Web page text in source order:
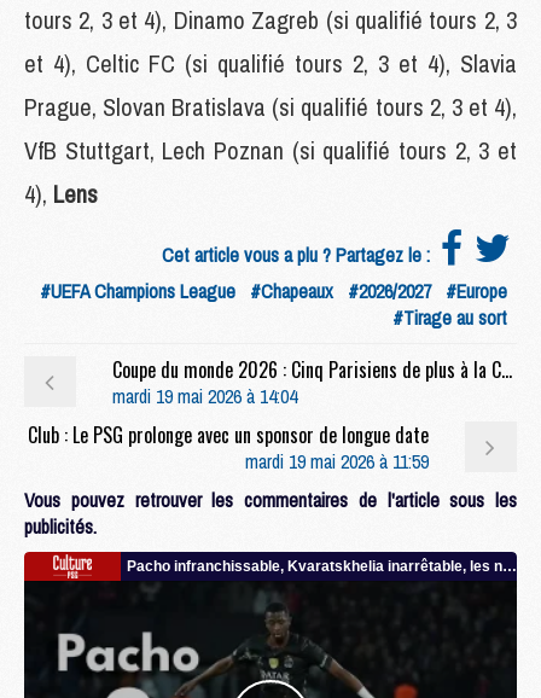
tours 2, 3 et 4), Dinamo Zagreb (si qualifié tours 2, 3
et 4), Celtic FC (si qualifié tours 2, 3 et 4), Slavia
Prague, Slovan Bratislava (si qualifié tours 2, 3 et 4),
VfB Stuttgart, Lech Poznan (si qualifié tours 2, 3 et
4), Lens
Cet article vous a plu ? Partagez le :
#UEFA Champions League #Chapeaux #2026/2027 #Europe
#Tirage au sort
Coupe du monde 2026 : Cinq Parisiens de plus à la Coupe du monde, mais deux recalés
mardi 19 mai 2026 à 14:04
Club : Le PSG prolonge avec un sponsor de longue date
mardi 19 mai 2026 à 11:59
Vous pouvez retrouver les commentaires de l'article sous les
publicités.